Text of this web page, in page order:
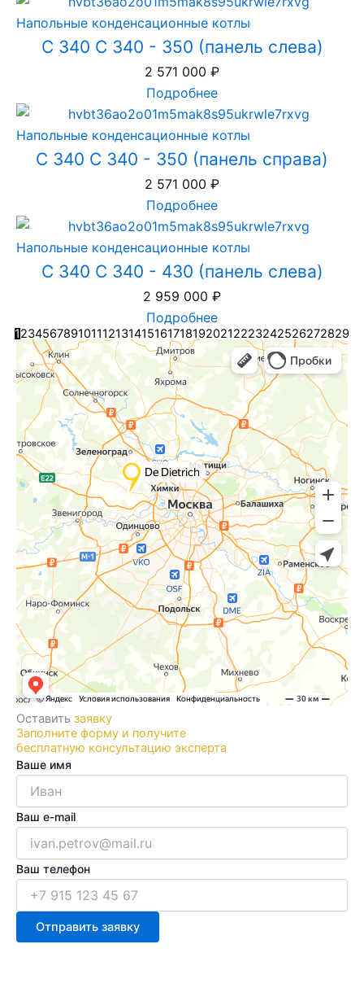
Напольные конденсационные котлы
C 340 C 340 - 350 (панель слева)
2 571 000 ₽
Подробнее
Напольные конденсационные котлы
C 340 C 340 - 350 (панель справа)
2 571 000 ₽
Подробнее
Напольные конденсационные котлы
C 340 C 340 - 430 (панель слева)
2 959 000 ₽
Подробнее
1234567891011121314151617181920212223242526272829
Оставить заявку
Заполните форму и получите
бесплатную консультацию эксперта
Ваше имя
Ваш e-mail
Ваш телефон
Отправить заявку